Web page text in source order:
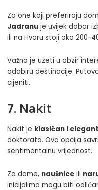
Za one koji preferiraju
Jadranu je uvijek dobar
ili na Hvaru stoji oko 200-
Važno je uzeti u obzir
odabiru destinacije.
cijeniti.
7. Nakit
Nakit je klasičan i
doktorata. Ova opcija
sentimentalnu vrijednost.
Za dame, naušnice ili
inicijalima mogu biti